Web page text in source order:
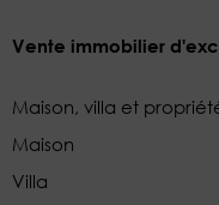
Vente immobilier
Maison, villa et
Maison
Villa